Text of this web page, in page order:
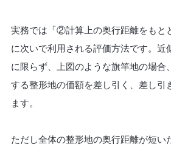
実務では「②計算上の奥行距離をもと
に次いで利用される評価方法です。近
に限らず、上図のような旗竿地の場合
する整形地の価額を差し引く、差し引
ます。
ただし全体の整形地の奥行距離が短い